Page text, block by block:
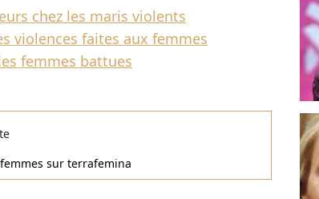
chez les maris violents
violences faites aux femmes
femmes battues
sur terrafemina